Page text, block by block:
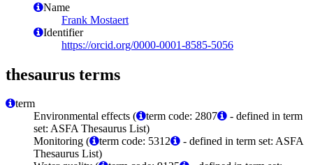
Name
Frank Mostaert
Identifier
https://orcid.org/0000-0001-8585-5056
thesaurus terms
term
Environmental effects (
term code: 2807
- defined in term
set: ASFA Thesaurus List)
Monitoring (
term code: 5312
- defined in term set: ASFA
Thesaurus List)